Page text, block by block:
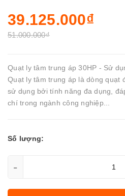
39.125.000₫
51.000.000₫
Quạt ly tâm trung áp 30HP - Sử
Quạt ly tâm trung áp là dòng quạt
sử dụng bởi tính năng đa dụng,
chí trong ngành công nghiệp...
Số lượng:
-